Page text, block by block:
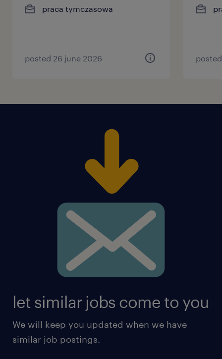
praca tymczasowa
posted 26 june 2026
let similar jobs come to you
We will keep you updated when we have
similar job postings.